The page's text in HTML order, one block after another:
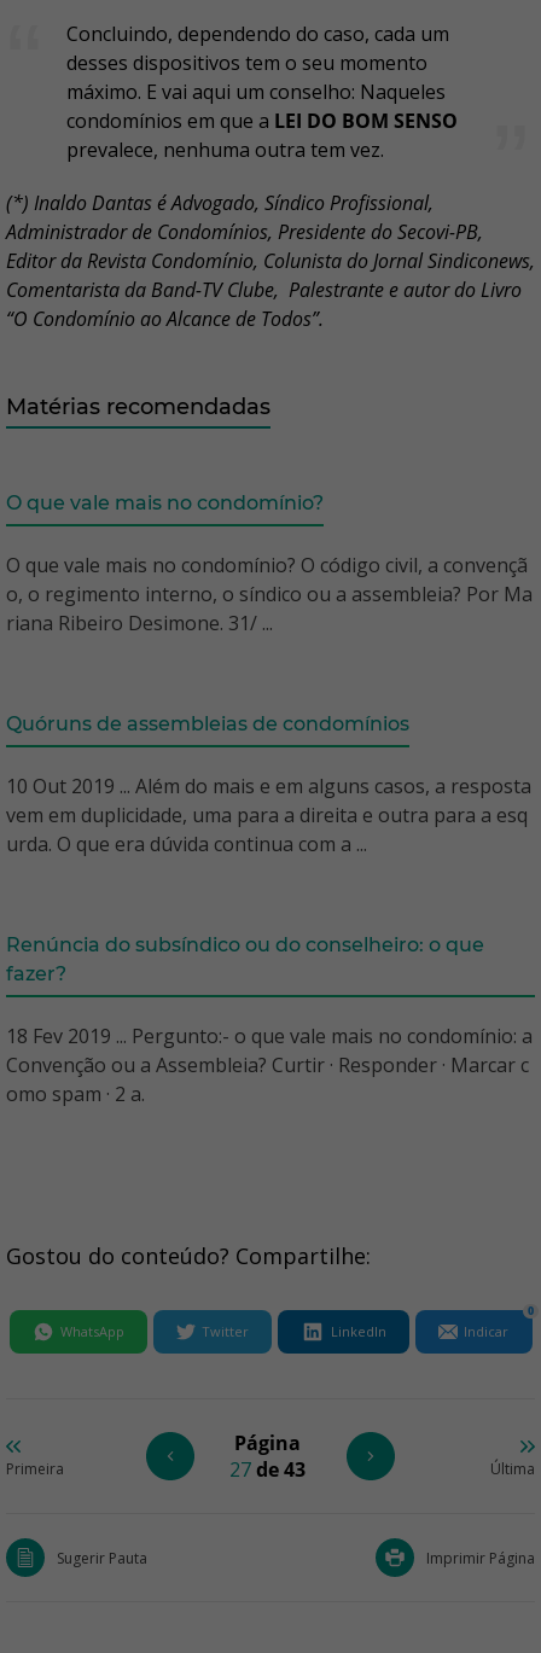
Concluindo, dependendo do caso, cada um
desses dispositivos tem o seu momento
máximo. E vai aqui um conselho: Naqueles
condomínios em que a LEI DO BOM SENSO
prevalece, nenhuma outra tem vez.
(*) Inaldo Dantas é Advogado, Síndico Profissional,
Administrador de Condomínios, Presidente do Secovi-PB,
Editor da Revista Condomínio, Colunista do Jornal Sindiconews,
Comentarista da Band-TV Clube, Palestrante e autor do Livro
“O Condomínio ao Alcance de Todos”.
Matérias recomendadas
O que vale mais no condomínio?
O que vale mais no condomínio? O código civil, a convençã
o, o regimento interno, o síndico ou a assembleia? Por Ma
riana Ribeiro Desimone. 31/ ...
Quóruns de assembleias de condomínios
10 Out 2019 ... Além do mais e em alguns casos, a resposta
vem em duplicidade, uma para a direita e outra para a esq
urda. O que era dúvida continua com a ...
Renúncia do subsíndico ou do conselheiro: o que
fazer?
18 Fev 2019 ... Pergunto:- o que vale mais no condomínio: a
Convenção ou a Assembleia? Curtir · Responder · Marcar c
omo spam · 2 a.
Gostou do conteúdo? Compartilhe:
WhatsApp Twitter LinkedIn Indicar
0
Primeira
Página
27de 43 Última
Sugerir Pauta Imprimir Página